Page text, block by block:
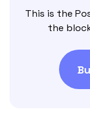
This is the
the